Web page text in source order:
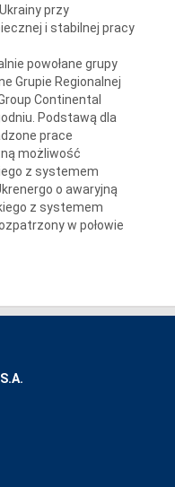
przy
i stabilnej pracy
powołane grupy
Grupie Regionalnej
Continental
Podstawą dla
prace
możliwość
z systemem
o awaryjną
z systemem
w połowie